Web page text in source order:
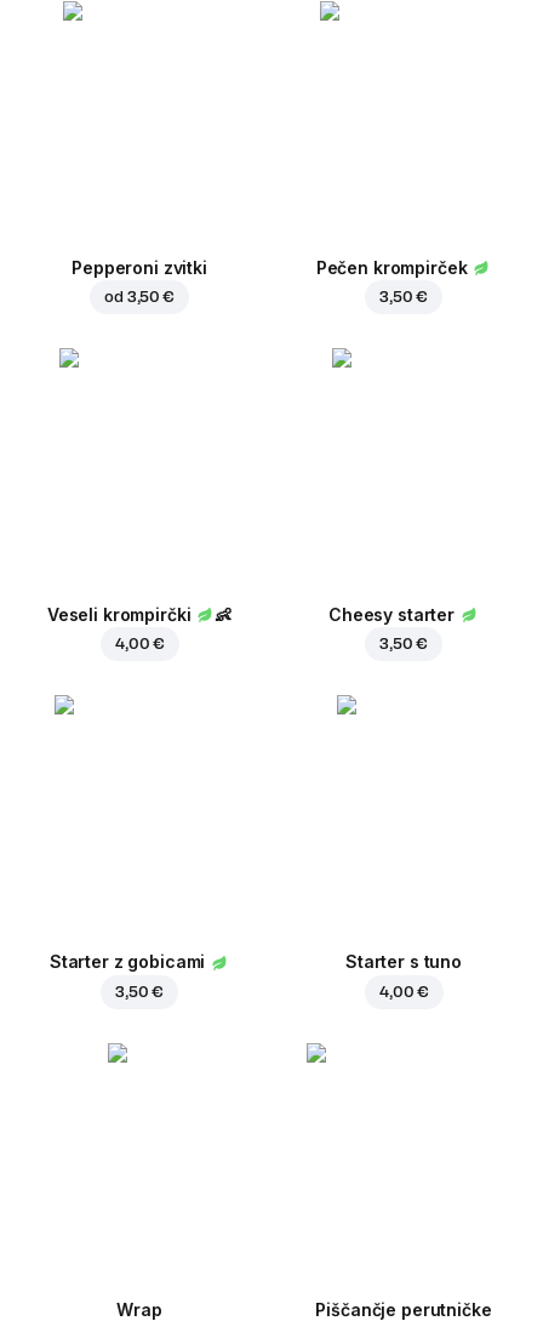
Pepperoni zvitki
od 3,50 €
Pečen krompirček
3,50 €
Veseli krompirčki 👶
4,00 €
Cheesy starter
3,50 €
Starter z gobicami
3,50 €
Starter s tuno
4,00 €
Wrap Piščančje perutničke